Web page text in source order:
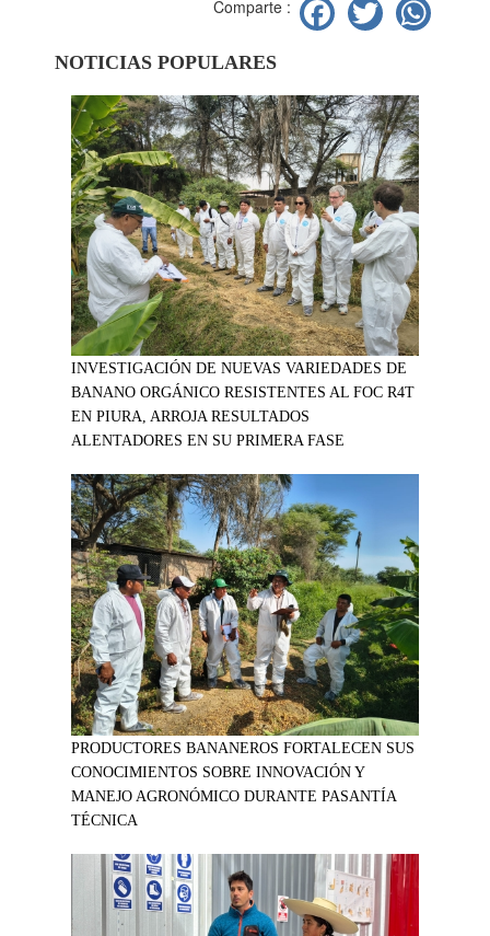
Comparte :
NOTICIAS POPULARES
INVESTIGACIÓN DE NUEVAS VARIEDADES DE
BANANO ORGÁNICO RESISTENTES AL FOC R4T
EN PIURA, ARROJA RESULTADOS
ALENTADORES EN SU PRIMERA FASE
PRODUCTORES BANANEROS FORTALECEN SUS
CONOCIMIENTOS SOBRE INNOVACIÓN Y
MANEJO AGRONÓMICO DURANTE PASANTÍA
TÉCNICA